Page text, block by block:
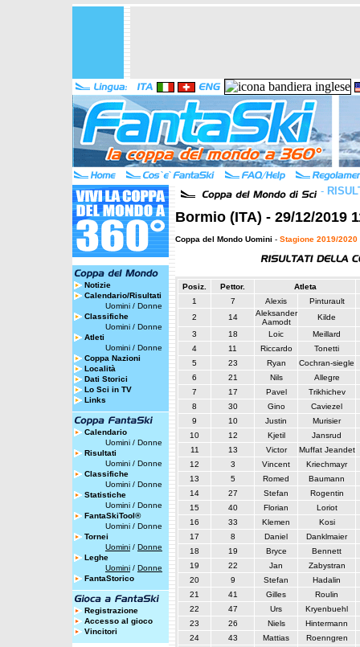
Notizie
Calendario/Risultati
Uomini / Donne
Classifiche
Uomini / Donne
Atleti
Uomini / Donne
Coppa Nazioni
Località
Dati Storici
Lo Sci in TV
Links
Calendario
Uomini / Donne
Risultati
Uomini / Donne
Classifiche
Uomini / Donne
Statistiche
Uomini / Donne
FantaSkiTool®
Uomini / Donne
Tornei
Uomini / Donne
Leghe
Uomini / Donne
FantaStorico
Registrazione
Accesso al gioco
Vincitori
-
Bormio (ITA) - 29/12/2019
Coppa del Mondo Uomini - Stagione 2019/2020
Posiz. Pettor.
Atleta
1
7 Alexis
Pinturault
2
14
Aleksander
Aamodt
Kilde
3
18 Loic
Meillard
4
11 Riccardo
Tonetti
5
23 Ryan
Cochran-siegle
6
21 Nils
Allegre
7
17 Pavel
Trikhichev
8
30 Gino
Caviezel
9
10 Justin
Murisier
10
12 Kjetil
Jansrud
11
13 Victor
Muffat Jeandet
12
3 Vincent
Kriechmayr
13
5 Romed
Baumann
14
27 Stefan
Rogentin
15
40 Florian
Loriot
16
33 Klemen
Kosi
17
8 Daniel
Danklmaier
18
19 Bryce
Bennett
19
22 Jan
Zabystran
20
9 Stefan
Hadalin
21
41 Gilles
Roulin
22
47 Urs
Kryenbuehl
23
26 Niels
Hintermann
24
43 Mattias
Roenngren